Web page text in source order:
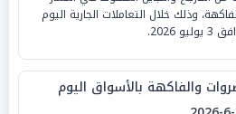
وذلك خلال التعاملات الجارية اليوم
2026.
والفاكهة بالأسواق اليوم